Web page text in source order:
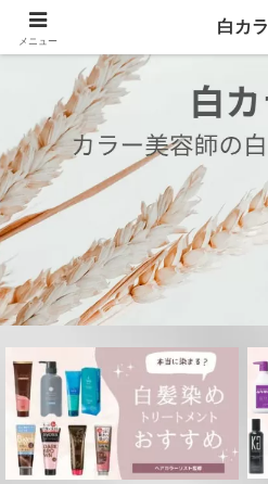
メニュー
白カラ